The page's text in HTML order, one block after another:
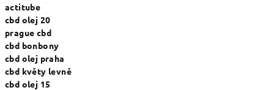
actitube
cbd olej 20
prague cbd
cbd bonbony
cbd olej praha
cbd květy levně
cbd olej 15